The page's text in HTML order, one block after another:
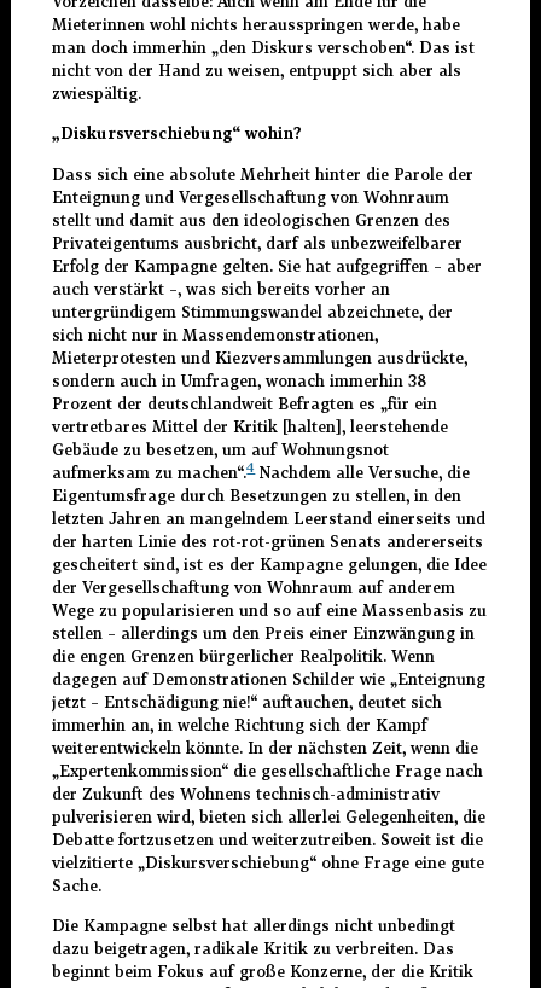
Mieterinnen wohl nichts herausspringen werde, habe
man doch immerhin „den Diskurs verschoben“. Das ist
nicht von der Hand zu weisen, entpuppt sich aber als
zwiespältig.
„Diskursverschiebung“ wohin?
Dass sich eine absolute Mehrheit hinter die Parole der
Enteignung und Vergesellschaftung von Wohnraum
stellt und damit aus den ideologischen Grenzen des
Privateigentums ausbricht, darf als unbezweifelbarer
Erfolg der Kampagne gelten. Sie hat aufgegriffen – aber
auch verstärkt –, was sich bereits vorher an
untergründigem Stimmungswandel abzeichnete, der
sich nicht nur in Massendemonstrationen,
Mieterprotesten und Kiezversammlungen ausdrückte,
sondern auch in Umfragen, wonach immerhin 38
Prozent der deutschlandweit Befragten es „für ein
vertretbares Mittel der Kritik [halten], leerstehende
Gebäude zu besetzen, um auf Wohnungsnot
aufmerksam zu machen“.4Nachdem alle Versuche, die
Eigentumsfrage durch Besetzungen zu stellen, in den
letzten Jahren an mangelndem Leerstand einerseits und
der harten Linie des rot-rot-grünen Senats andererseits
gescheitert sind, ist es der Kampagne gelungen, die Idee
der Vergesellschaftung von Wohnraum auf anderem
Wege zu popularisieren und so auf eine Massenbasis zu
stellen – allerdings um den Preis einer Einzwängung in
die engen Grenzen bürgerlicher Realpolitik. Wenn
dagegen auf Demonstrationen Schilder wie „Enteignung
jetzt – Entschädigung nie!“ auftauchen, deutet sich
immerhin an, in welche Richtung sich der Kampf
weiterentwickeln könnte. In der nächsten Zeit, wenn die
„Expertenkommission“ die gesellschaftliche Frage nach
der Zukunft des Wohnens technisch-administrativ
pulverisieren wird, bieten sich allerlei Gelegenheiten, die
Debatte fortzusetzen und weiterzutreiben. Soweit ist die
vielzitierte „Diskursverschiebung“ ohne Frage eine gute
Sache.
Die Kampagne selbst hat allerdings nicht unbedingt
dazu beigetragen, radikale Kritik zu verbreiten. Das
beginnt beim Fokus auf große Konzerne, der die Kritik